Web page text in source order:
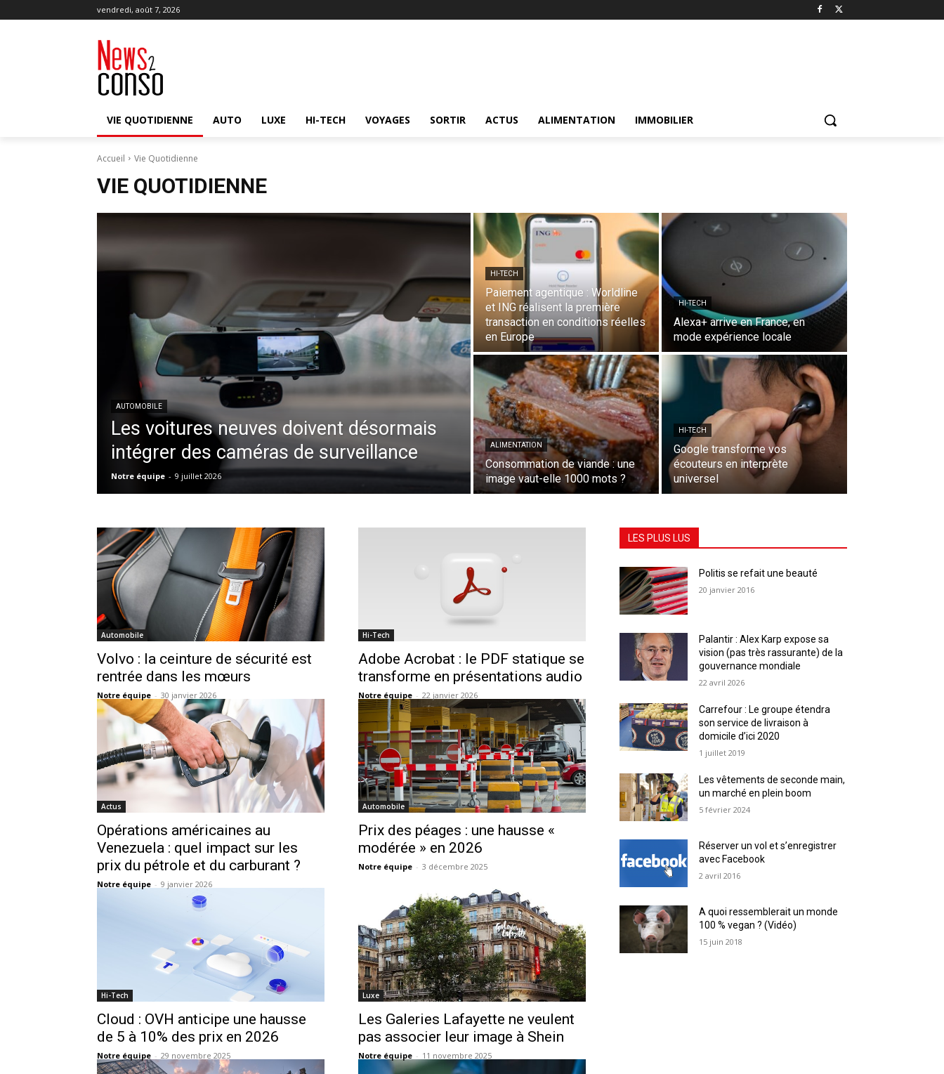
vendredi, août 7, 2026
VIE QUOTIDIENNE AUTO LUXE HI-TECH VOYAGES SORTIR ACTUS ALIMENTATION IMMOBILIER
Accueil Vie Quotidienne
VIE QUOTIDIENNE
AUTOMOBILE
Les voitures neuves doivent désormais
intégrer des caméras de surveillance
Notre équipe - 9 juillet 2026
HI-TECH
Paiement agentique : Worldline
et ING réalisent la première
transaction en conditions réelles
en Europe
HI-TECH
Alexa+ arrive en France, en
mode expérience locale
ALIMENTATION
Consommation de viande : une
image vaut-elle 1000 mots ?
HI-TECH
Google transforme vos
écouteurs en interprète
universel
Automobile
Volvo : la ceinture de sécurité est
rentrée dans les mœurs
Notre équipe - 30 janvier 2026
Hi-Tech
Adobe Acrobat : le PDF statique se
transforme en présentations audio
Notre équipe - 22 janvier 2026
Actus
Opérations américaines au
Venezuela : quel impact sur les
prix du pétrole et du carburant ?
Notre équipe - 9 janvier 2026
Automobile
Prix des péages : une hausse «
modérée » en 2026
Notre équipe - 3 décembre 2025
Hi-Tech
Cloud : OVH anticipe une hausse
de 5 à 10% des prix en 2026
Notre équipe - 29 novembre 2025
Luxe
Les Galeries Lafayette ne veulent
pas associer leur image à Shein
Notre équipe - 11 novembre 2025
LES PLUS LUS
Politis se refait une beauté
20 janvier 2016
Palantir : Alex Karp expose sa
vision (pas très rassurante) de la
gouvernance mondiale
22 avril 2026
Carrefour : Le groupe étendra
son service de livraison à
domicile d’ici 2020
1 juillet 2019
Les vêtements de seconde main,
un marché en plein boom
5 février 2024
Réserver un vol et s’enregistrer
avec Facebook
2 avril 2016
A quoi ressemblerait un monde
100 % vegan ? (Vidéo)
15 juin 2018